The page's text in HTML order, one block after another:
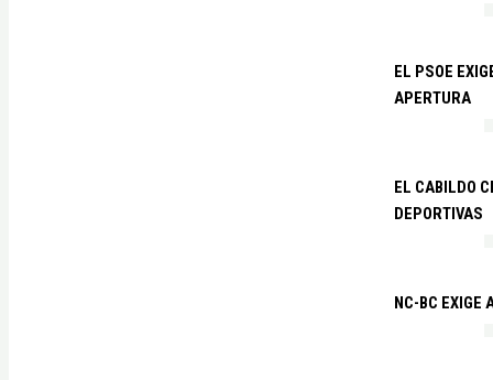
EL PSOE
APERTURA
EL CABILDO
DEPORTIVAS
NC-BC EXIGE